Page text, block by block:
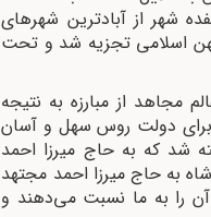
شهر از آبادترین شهرهاى
اسلامى تجزیه شد و تحت
از مبارزه به نتیجه
براى دولت روس سهل و آسان
شد که به حاج میرزا احمد
به حاج میرزا احمد مجتهد
را به ما نسبت مى‌دهند و